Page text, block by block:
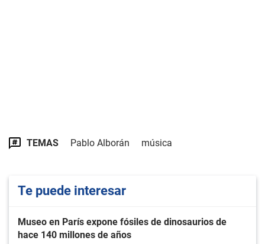
TEMAS Pablo Alborán música
Te puede interesar
Museo en París expone fósiles de dinosaurios de
hace 140 millones de años